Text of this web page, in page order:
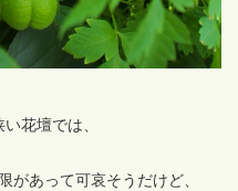
花壇では、
があって可哀そうだけど、